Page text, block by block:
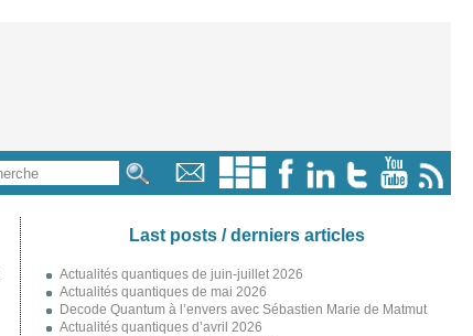
Last posts / derniers articles
Actualités quantiques de juin-juillet 2026
Actualités quantiques de mai 2026
Decode Quantum à l’envers avec Sébastien Marie de Matmut
Actualités quantiques d’avril 2026